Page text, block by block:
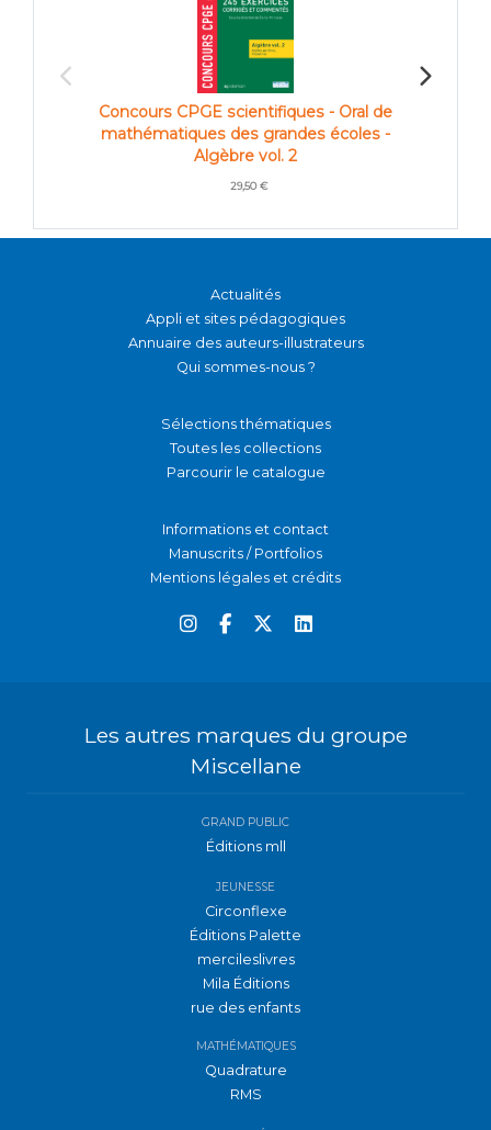
Concours CPGE scientifiques - Oral de
mathématiques des grandes écoles -
Algèbre vol. 2
29,50 €
Actualités
Appli et sites pédagogiques
Annuaire des auteurs-illustrateurs
Qui sommes-nous ?
Sélections thématiques
Toutes les collections
Parcourir le catalogue
Informations et contact
Manuscrits / Portfolios
Mentions légales et crédits
Les autres marques du groupe
Miscellane
GRAND PUBLIC
Éditions mll
JEUNESSE
Circonflexe
Éditions Palette
mercileslivres
Mila Éditions
rue des enfants
MATHÉMATIQUES
Quadrature
RMS